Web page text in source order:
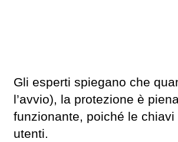
Gli esperti spiegano che
l’avvio), la protezione è
funzionante, poiché le
utenti.